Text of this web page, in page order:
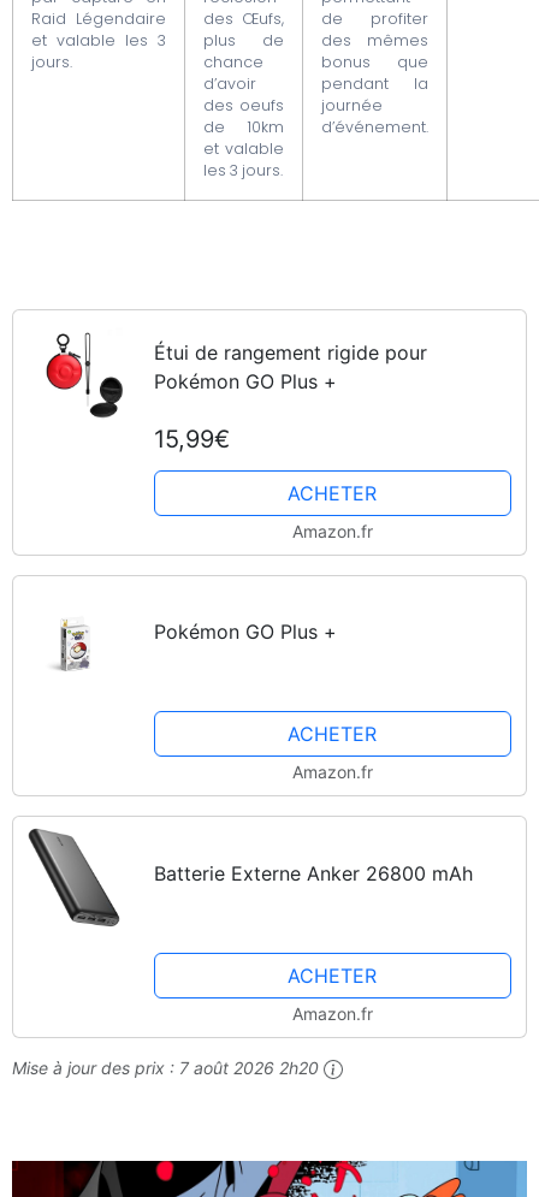
Raid Légendaire
et valable les 3
jours.
des Œufs,
plus de
chance
d’avoir
des oeufs
de 10km
et valable
les 3 jours.
de profiter
des mêmes
bonus que
pendant la
journée
d’événement.
Étui de rangement rigide pour
Pokémon GO Plus +
15,99€
ACHETER
Amazon.fr
Pokémon GO Plus +
ACHETER
Amazon.fr
Batterie Externe Anker 26800 mAh
ACHETER
Amazon.fr
Mise à jour des prix : 7 août 2026 2h20